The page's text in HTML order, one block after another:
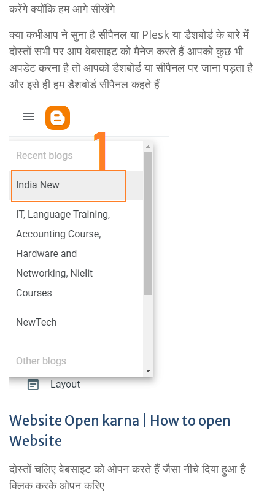
करेंगे क्योंकि हम आगे सीखेंगे
क्या कभीआप ने सुना है सीपैनल या Plesk या डैशबोर्ड के बारे में
दोस्तों सभी पर आप वेबसाइट को मैनेज करते हैं आपको कुछ भी
अपडेट करना है तो आपको डैशबोर्ड या सीपैनल पर जाना पड़ता है
और इसे ही हम डैशबोर्ड सीपैनल कहते हैं
Website Open karna | How to open
Website
दोस्तों चलिए वेबसाइट को ओपन करते हैं जैसा नीचे दिया हुआ है
क्लिक करके ओपन करिए